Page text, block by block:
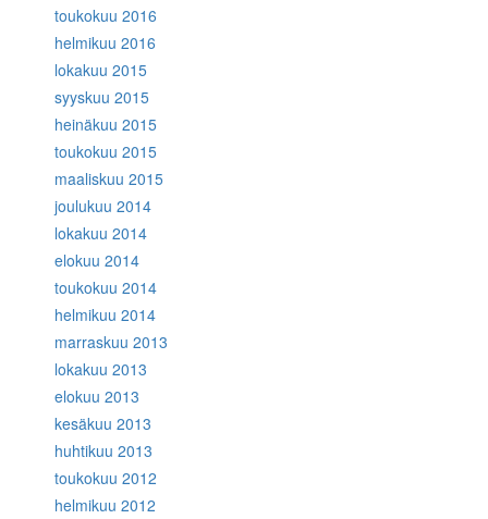
toukokuu 2016
helmikuu 2016
lokakuu 2015
syyskuu 2015
heinäkuu 2015
toukokuu 2015
maaliskuu 2015
joulukuu 2014
lokakuu 2014
elokuu 2014
toukokuu 2014
helmikuu 2014
marraskuu 2013
lokakuu 2013
elokuu 2013
kesäkuu 2013
huhtikuu 2013
toukokuu 2012
helmikuu 2012